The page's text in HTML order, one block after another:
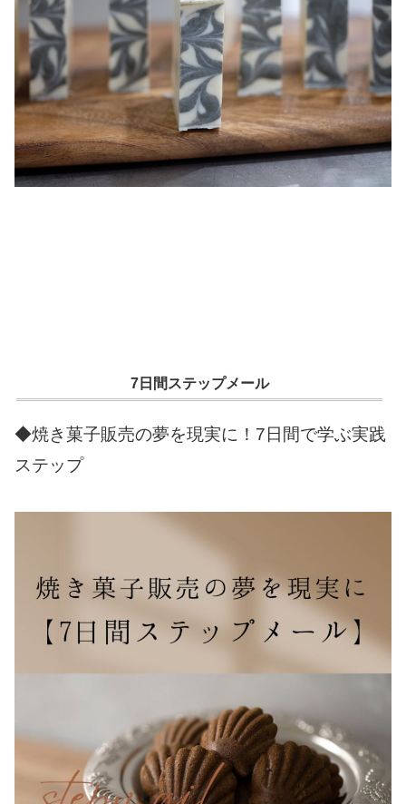
7日間ステップメール
◆焼き菓子販売の夢を現実に！7日間で学ぶ実践
ステップ